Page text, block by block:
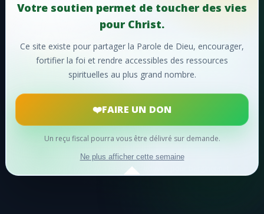
❤️Faire un don maintenant
© 2024 Guadadvent.org ® Tous droits réservés
développé par David BERGINA - tidave - pour berginet.net
Votre soutien permet de toucher des vies
pour Christ.
Ce site existe pour partager la Parole de Dieu, encourager,
fortifier la foi et rendre accessibles des ressources
spirituelles au plus grand nombre.
FAIRE UN DON
Un reçu fiscal pourra vous être délivré sur demande.
Ne plus afficher cette semaine